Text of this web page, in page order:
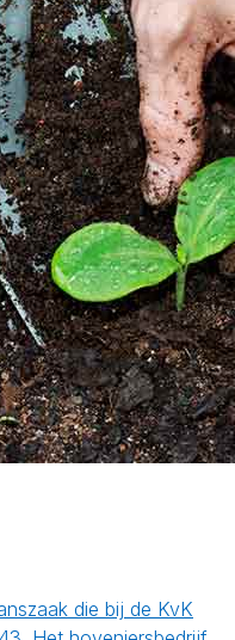
die bij de KvK